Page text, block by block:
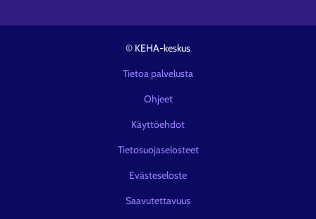
© KEHA-keskus
Tietoa palvelusta
Ohjeet
Käyttöehdot
Tietosuojaselosteet
Evästeseloste
Saavutettavuus